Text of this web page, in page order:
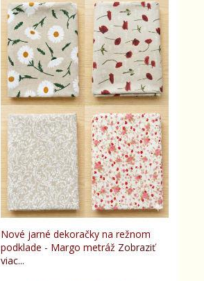
Nové jarné dekoračky na režnom
podklade - Margo metráž Zobraziť
viac...